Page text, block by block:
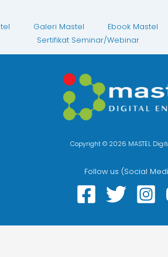
Galeri Mastel Ebook Mastel
Sertifikat Seminar/Webinar
Copyright © 2026 MASTEL
Follow us (Social